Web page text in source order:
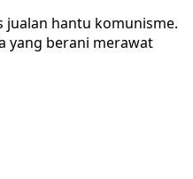
jualan hantu komunisme.
yang berani merawat